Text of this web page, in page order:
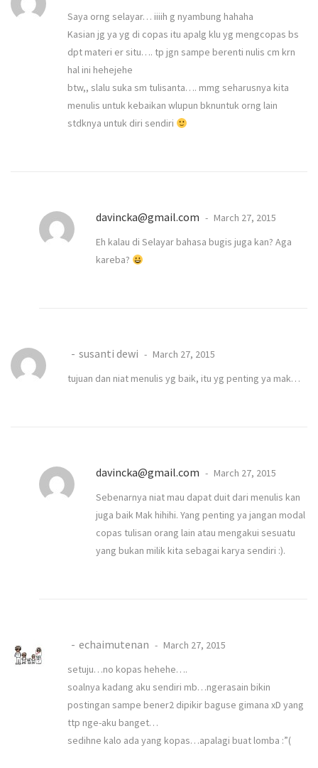
Saya orng selayar… iiiih g nyambung hahaha
Kasian jg ya yg di copas itu apalg klu yg mengcopas bs
dpt materi er situ…. tp jgn sampe berenti nulis cm krn
hal ini hehejehe
btw,, slalu suka sm tulisanta…. mmg seharusnya kita
menulis untuk kebaikan wlupun bknuntuk orng lain
stdknya untuk diri sendiri
davincka@gmail.com
March 27, 2015
Eh kalau di Selayar bahasa bugis juga kan? Aga
kareba?
susanti dewi
March 27, 2015
tujuan dan niat menulis yg baik, itu yg penting ya mak…
davincka@gmail.com
March 27, 2015
Sebenarnya niat mau dapat duit dari menulis kan
juga baik Mak hihihi. Yang penting ya jangan modal
copas tulisan orang lain atau mengakui sesuatu
yang bukan milik kita sebagai karya sendiri :).
echaimutenan
March 27, 2015
setuju…no kopas hehehe….
soalnya kadang aku sendiri mb…ngerasain bikin
postingan sampe bener2 dipikir baguse gimana xD yang
ttp nge-aku banget…
sedihne kalo ada yang kopas…apalagi buat lomba :”(